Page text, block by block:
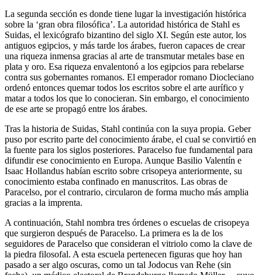
La segunda sección es donde tiene lugar la investigación histórica
sobre la ‘gran obra filosófica’. La autoridad histórica de Stahl es
Suidas, el lexicógrafo bizantino del siglo XI. Según este autor, los
antiguos egipcios, y más tarde los árabes, fueron capaces de crear
una riqueza inmensa gracias al arte de transmutar metales base en
plata y oro. Esa riqueza envalentonó a los egipcios para rebelarse
contra sus gobernantes romanos. El emperador romano Diocleciano
ordenó entonces quemar todos los escritos sobre el arte aurífico y
matar a todos los que lo conocieran. Sin embargo, el conocimiento
de ese arte se propagó entre los árabes.
Tras la historia de Suidas, Stahl continúa con la suya propia. Geber
puso por escrito parte del conocimiento árabe, el cual se convirtió en
la fuente para los siglos posteriores. Paracelso fue fundamental para
difundir ese conocimiento en Europa. Aunque Basilio Valentín e
Isaac Hollandus habían escrito sobre crisopeya anteriormente, su
conocimiento estaba confinado en manuscritos. Las obras de
Paracelso, por el contrario, circularon de forma mucho más amplia
gracias a la imprenta.
A continuación, Stahl nombra tres órdenes o escuelas de crisopeya
que surgieron después de Paracelso. La primera es la de los
seguidores de Paracelso que consideran el vitriolo como la clave de
la piedra filosofal. A esta escuela pertenecen figuras que hoy han
pasado a ser algo oscuras, como un tal Jodocus van Rehe (sin